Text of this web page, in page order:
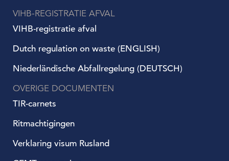
VIHB-REGISTRATIE AFVAL
VIHB-registratie afval
Dutch regulation on waste (ENGLISH)
Niederländische Abfallregelung (DEUTSCH)
OVERIGE DOCUMENTEN
TIR-carnets
Ritmachtigingen
Verklaring visum Rusland